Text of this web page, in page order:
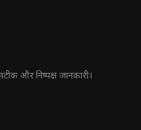
और निष्पक्ष जानकारी।